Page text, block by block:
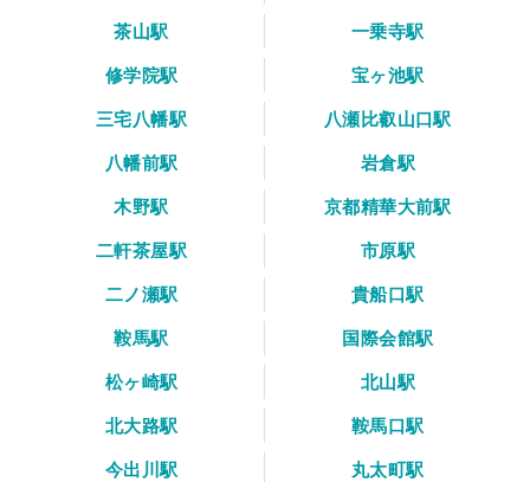
茶山駅
一乗寺駅
修学院駅
宝ヶ池駅
三宅八幡駅
八瀬比叡山口駅
八幡前駅
岩倉駅
木野駅
京都精華大前駅
二軒茶屋駅
市原駅
二ノ瀬駅
貴船口駅
鞍馬駅
国際会館駅
松ヶ崎駅
北山駅
北大路駅
鞍馬口駅
今出川駅
丸太町駅